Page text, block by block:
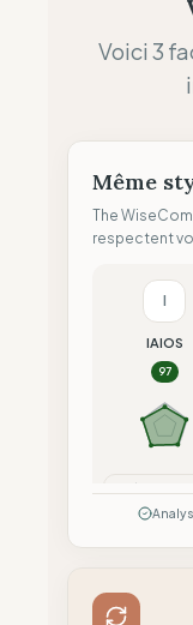
Voici 3
Même
The
respectent
I
IAIOS
97